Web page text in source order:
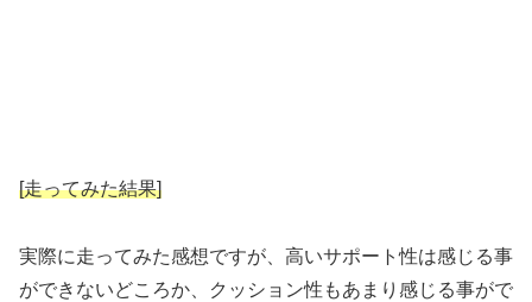
[走ってみた結果]
実際に走ってみた感想ですが、高いサポート性は感じる事
ができないどころか、クッション性もあまり感じる事がで